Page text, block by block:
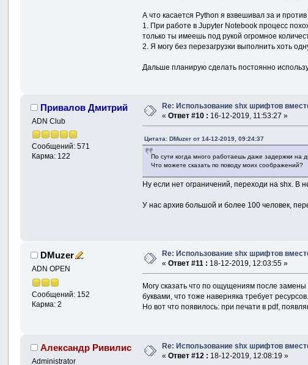
А что касается Python я взвешивал за и
1. При работе в Jupyter Notebook процесс
только ты имеешь под рукой огромное
2. Я могу без перезагрузки выполнить хоть
Дальше планирую сделать постоянно
Привалов Дмитрий
ADN Club
Сообщений: 571
Карма: 122
Re: Использование shx шрифтов
«Ответ #10 : 16-12-2019, 11:53:27 »
Цитата: DMuzer от 14-12-2019, 09:24:37
По сути когда много работаешь даже задержки на
Что можете сказать по поводу моих соображений?
Ну если нет ограничений, переходи на shx. В
У нас архив большой и более 100 человек,
DMuzer
ADN OPEN
Сообщений: 152
Карма: 2
Re: Использование shx шрифтов
«Ответ #11 : 18-12-2019, 12:03:55 »
Могу сказать что по ощущениям после
буквами, что тоже наверняка требует
Но вот что появилось: при печати в pdf,
Александр Ривилис
Administrator
Re: Использование shx шрифтов
«Ответ #12 : 18-12-2019, 12:08:19 »